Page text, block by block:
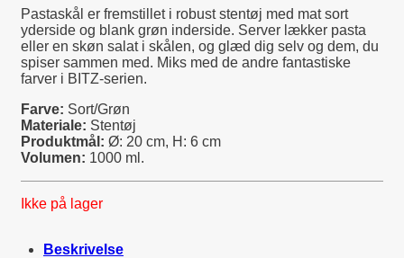
Pastaskål er fremstillet i robust stentøj med mat sort
yderside og blank grøn inderside. Server lækker pasta
eller en skøn salat i skålen, og glæd dig selv og dem, du
spiser sammen med. Miks med de andre fantastiske
farver i BITZ-serien.
Farve: Sort/Grøn
Materiale: Stentøj
Produktmål: Ø: 20 cm, H: 6 cm
Volumen: 1000 ml.
Ikke på lager
Beskrivelse